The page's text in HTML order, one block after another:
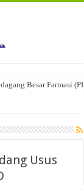
Besar Farmasi
Usus